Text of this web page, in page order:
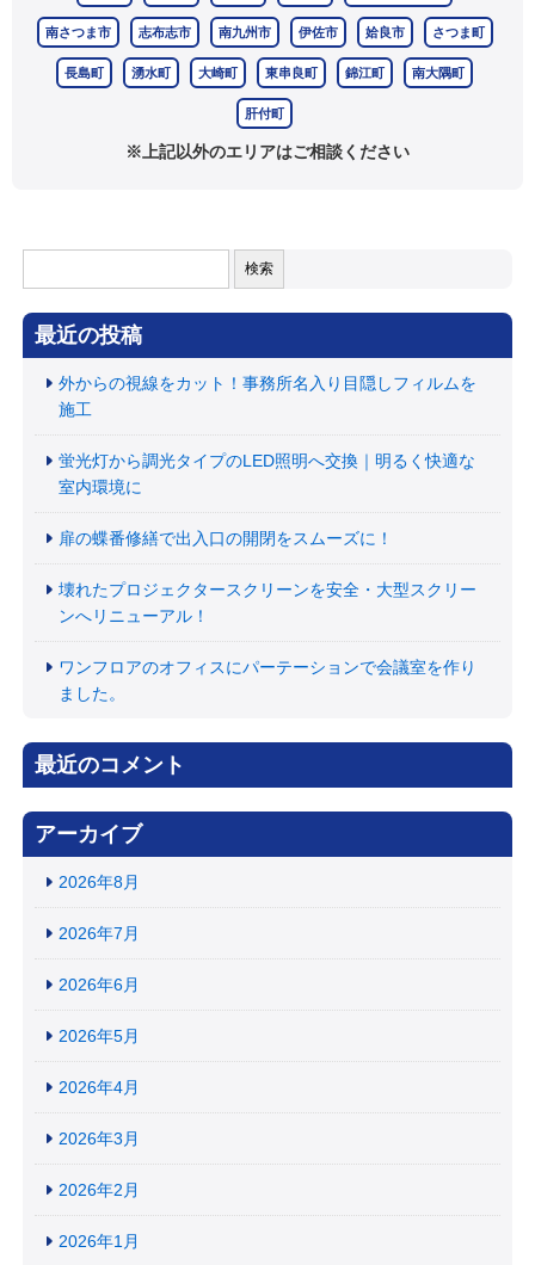
南さつま市 志布志市 南九州市 伊佐市 姶良市 さつま町
長島町 湧水町 大崎町 東串良町 錦江町 南大隅町
肝付町
※上記以外のエリアはご相談ください
索:
最近の投稿
外からの視線をカット！事務所名入り目隠しフィルムを
施工
蛍光灯から調光タイプのLED照明へ交換｜明るく快適な
室内環境に
扉の蝶番修繕で出入口の開閉をスムーズに！
壊れたプロジェクタースクリーンを安全・大型スクリー
ンへリニューアル！
ワンフロアのオフィスにパーテーションで会議室を作り
ました。
最近のコメント
アーカイブ
2026年8月
2026年7月
2026年6月
2026年5月
2026年4月
2026年3月
2026年2月
2026年1月